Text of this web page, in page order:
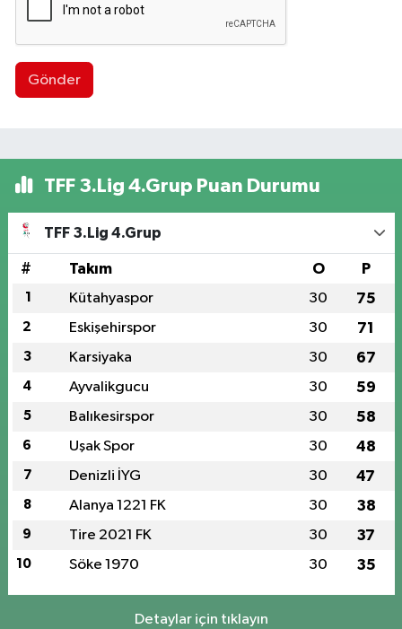
Gönder
TFF 3.Lig 4.Grup Puan Durumu
TFF 3.Lig 4.Grup
# Takım O P
1 Kütahyaspor 30 75
2 Eskişehirspor 30 71
3 Karsiyaka 30 67
4 Ayvalikgucu 30 59
5 Balıkesirspor 30 58
6 Uşak Spor 30 48
7 Denizli İYG 30 47
8 Alanya 1221 FK 30 38
9 Tire 2021 FK 30 37
10 Söke 1970 30 35
Detaylar için tıklayın